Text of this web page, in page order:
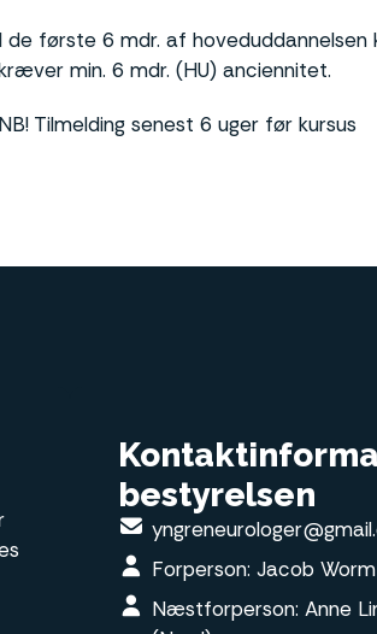
I de første 6 mdr. af hoveduddannelsen
min. 6 mdr. (HU) anciennitet.
NB! Tilmelding senest 6 uger før kursus
bestyrelsen
Forperson: Jacob
Næstforperson: Anne